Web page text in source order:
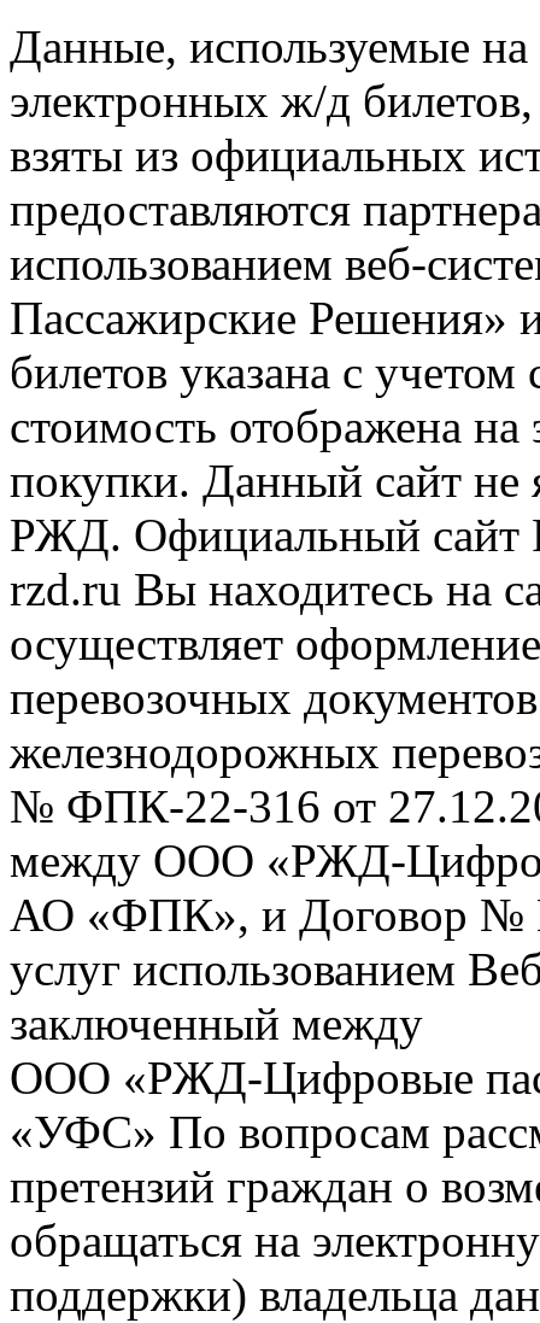
Данные, используемые на
электронных ж/д
взяты из официальных
предоставляются
использованием веб-
Пассажирские
билетов указана с
стоимость отображена
покупки. Данный сайт не
РЖД. Официальный сайт
rzd.ru Вы находитесь на
осуществляет
перевозочных
железнодорожных
№ ФПК-22-316 от
между ООО «РЖД-
АО «ФПК», и Договор №
услуг использованием
заключенный между
ООО «РЖД-Цифровые
«УФС» По вопросам
претензий граждан о
обращаться на
поддержки) владельца